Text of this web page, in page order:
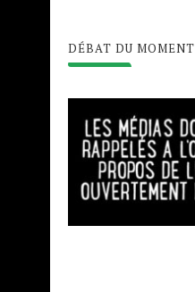
DÉBAT DU MOMENT